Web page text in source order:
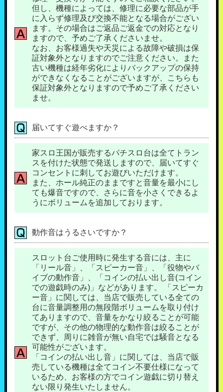
但し、機種によっては、修理に必要な部品が手
に入らず修理及び交換不能となる場合がござい
ます。その場合はご返品ご返金での対応となり
ますので、予めご了承くださいませ。
なお、お客様過失や天災による故障や破損は保
証対象外となりますのでご注意ください。また
古い機種は経年劣化によりバックアップの保持
ができなくなることがございますが、こちらも
保証対象外となりますので予めご了承ください
ませ。
届いてすぐ遊べますか？
家スロ王国が販売するパチスロ台は全てトラン
スを付けた状態で発送しますので、届いてすぐ
コンセントに刺してお遊びいただけます。
また、ホール純正のままですと音量を最小にし
ても爆音ですので、さらに音を小さくできるよ
うにボリュームを追加しております。
動作音はうるさいですか？
スロット台ご使用時に発生する音には、主に
「リール音」、「スピーカー音」、「役物やバ
イブの動作音」、「コインの払い出し音(コイン
での遊戯時のみ)」などがあります。 「スピーカ
ー音」に関しては、当店で販売している全ての
台に音量調整用の無段階ボリュームを取り付け
てありますので、音量をかなり絞ることが可能
ですが、その他の物理的な動作音は絞ることが
できず、周りに雑音が無い自宅では騒音となる
可能性がございます。
「コインの払い出し音」に関しては、当店で販
売している機種は全てコイン不要仕様になって
いるため、お客様の方でコイン遊戯に切り替え
ない限り発生いたしません。